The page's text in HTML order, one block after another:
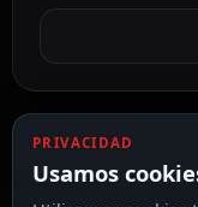
PRIVACIDAD
Usamos